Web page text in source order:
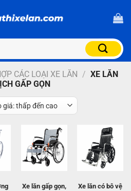
CÁC LOẠI XE LĂN / XE LĂN
GẤP GỌN
Xe lăn gấp gọn,
Xe lăn có bô vệ